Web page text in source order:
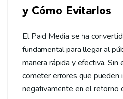
y Cómo Evitarlos
El Paid Media se ha
fundamental para llegar al
manera rápida y efectiva. Sin
cometer errores que pueden
negativamente en el retorno